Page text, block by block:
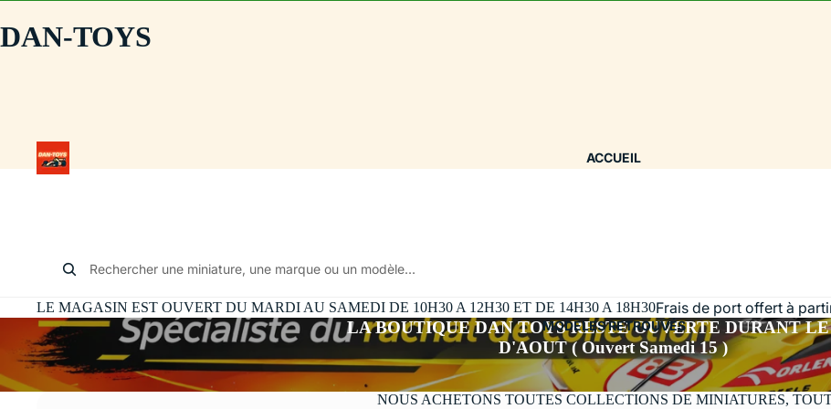
DAN-TOYS
ACCUEIL
MODÈLES RETROUVÉS
Rechercher une miniature, une marque ou un modèle...
LE MAGASIN EST OUVERT DU MARDI AU SAMEDI DE 10H30 A 12H30 ET DE 14H30 A 18H30Frais de port offert à
LA BOUTIQUE DAN TOYS RESTE OUVERTE DURANT
D'AOUT ( Ouvert Samedi 15 )
NOUS ACHETONS TOUTES COLLECTIONS DE MINIATURES,